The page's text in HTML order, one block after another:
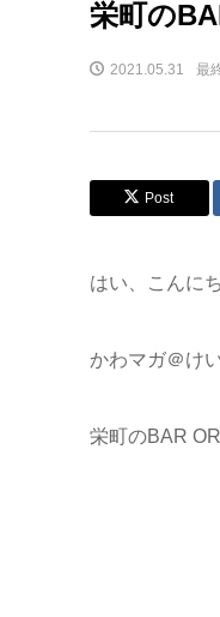
栄町の
2021.05.31 最
Post
はい、こんに
かわマガ＠け
栄町のBAR